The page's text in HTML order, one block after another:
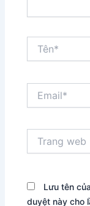
web
Lưu tên
duyệt này cho